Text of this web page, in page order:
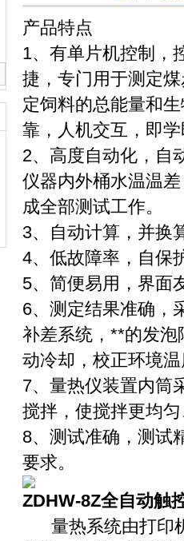
产品特点
1、有单片机控制，
捷，专门用于测定
定饲料的总能量和
靠，人机交互，即
2、高度自动化，自
仪器内外桶水温温
成全部测试工作。
3、自动计算，并换
4、低故障率，自保
5、简便易用，界面
6、测定结果准确，
补差系统，**的发
动冷却，校正环境
7、量热仪装置内筒
搅拌，使搅拌更均
8、测试准确，测试
要求。
ZDHW-8Z全自动触
量热系统由打印